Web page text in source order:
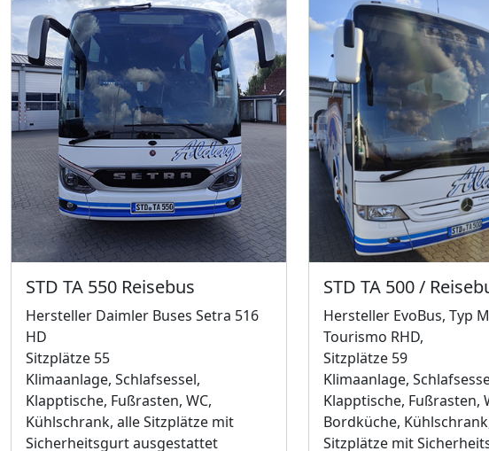
STD TA 550 Reisebus
Hersteller Daimler Buses Setra 516
HD
Sitzplätze 55
Klimaanlage, Schlafsessel,
Klapptische, Fußrasten, WC,
Kühlschrank, alle Sitzplätze mit
Sicherheitsgurt ausgestattet
STD TA 500 /
Hersteller EvoBus, Typ
Tourismo RHD,
Sitzplätze 59
Klimaanlage,
Klapptische, Fußrasten,
Bordküche,
Sitzplätze mit